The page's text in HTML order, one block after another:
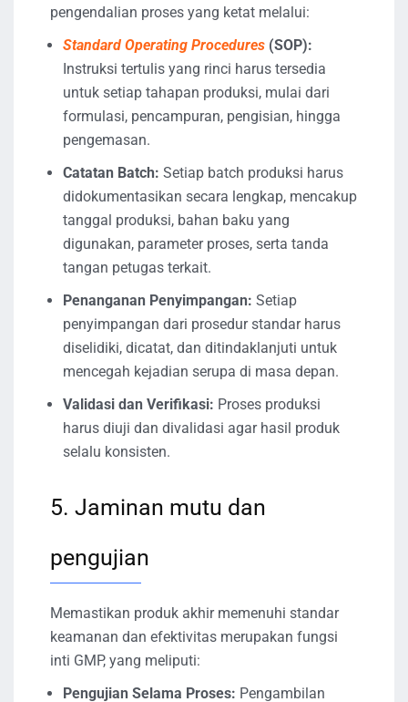
pengendalian proses yang ketat melalui:
Standard Operating Procedures (SOP):
Instruksi tertulis yang rinci harus tersedia
untuk setiap tahapan produksi, mulai dari
formulasi, pencampuran, pengisian, hingga
pengemasan.
Catatan Batch: Setiap batch produksi harus
didokumentasikan secara lengkap, mencakup
tanggal produksi, bahan baku yang
digunakan, parameter proses, serta tanda
tangan petugas terkait.
Penanganan Penyimpangan: Setiap
penyimpangan dari prosedur standar harus
diselidiki, dicatat, dan ditindaklanjuti untuk
mencegah kejadian serupa di masa depan.
Validasi dan Verifikasi: Proses produksi
harus diuji dan divalidasi agar hasil produk
selalu konsisten.
5. Jaminan mutu dan
pengujian
Memastikan produk akhir memenuhi standar
keamanan dan efektivitas merupakan fungsi
inti GMP, yang meliputi:
Pengujian Selama Proses: Pengambilan